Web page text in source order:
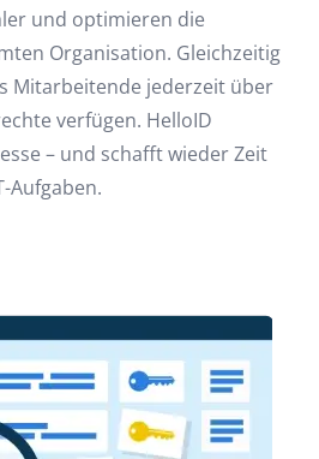
und optimieren die
Organisation. Gleichzeitig
Mitarbeitende jederzeit über
verfügen. HelloID
– und schafft wieder Zeit
Aufgaben.